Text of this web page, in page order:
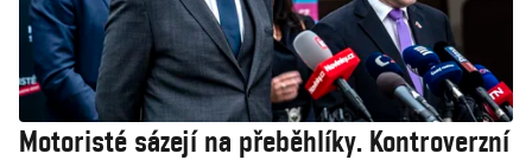
Motoristé sázejí na přeběhlíky. Kontroverzní